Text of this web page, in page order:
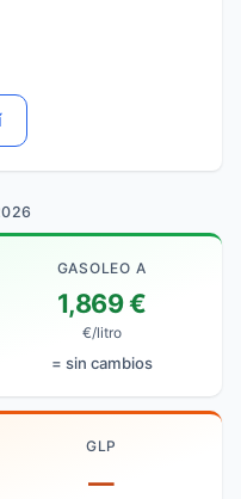
GASOLEO A
1,869 €
€/litro
= sin cambios
GLP
—